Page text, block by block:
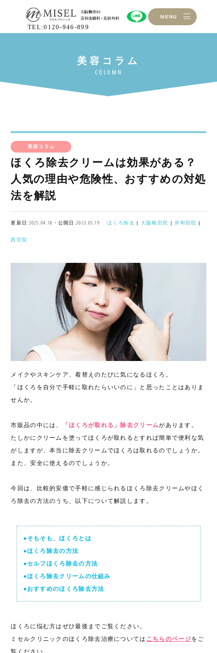
TEL:0120-946-899
MENU
美容コラム
ほくろ除去クリームは効果がある？
人気の理由や危険性、おすすめの対処
法を解説
更新日:2025.04.18・公開日:2023.05.19 ほくろ除去 大阪梅田院 岸和田院
西宮院
メイクやスキンケア、着替えのたびに気になるほくろ。
「ほくろを自分で手軽に取れたらいいのに」と思ったことはありま
せんか。
市販品の中には、 「ほくろが取れる」除去クリームがあります。
たしかにクリームを塗ってほくろが取れるとすれば簡単で便利な気
がしますが、本当に除去クリームでほくろは取れるのでしょうか。
また、安全に使えるのでしょうか。
今回は、比較的安価で手軽に感じられるほくろ除去クリームやほく
ろ除去の方法のうち、以下について解説します。
●そもそも、ほくろとは
●ほくろ除去の方法
●セルフほくろ除去の方法
●ほくろ除去クリームの仕組み
●おすすめのほくろ除去方法
ほくろに悩む方はぜひ最後までご覧ください。
ミセルクリニックのほくろ除去治療については こちらのページをご